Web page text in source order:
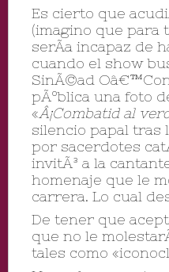
Es cierto que
(imagino que para
serÃ­a incapaz de
cuando el show
SinÃ©ad
pÃºblica una foto
«Â¡Combatid al
silencio papal tras
por sacerdotes
invitÃ³ a la
homenaje que le
carrera. Lo cual
De tener que
que no le
tales como